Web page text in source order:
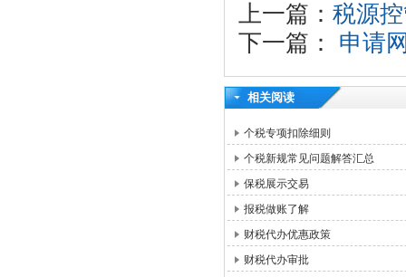
上一篇： 税源
下一篇：
申请
相关阅读
个税专项扣除细则
个税新规常见问题解答汇总
保税展示交易
报税做账了解
财税代办优惠政策
财税代办审批